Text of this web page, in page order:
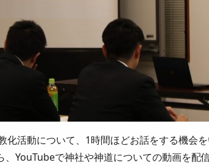
化活動について、1時間ほどお話をする機会を
YouTubeで神社や神道についての動画を配信